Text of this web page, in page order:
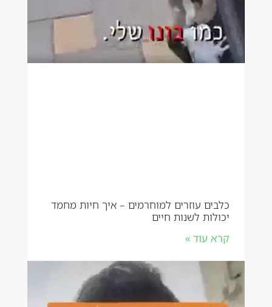
כלבים עוזרים למוחרמים – איך חיות מחמד
יכולות לשנות חיים
קרא עוד »